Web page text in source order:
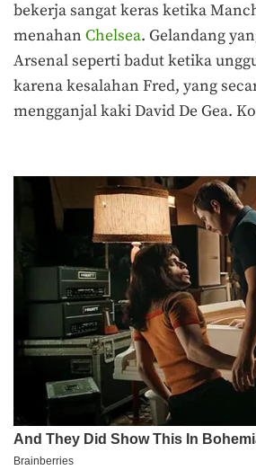
bekerja sangat keras ketika
menahan Chelsea. Gelandang
Arsenal seperti badut ketika
karena kesalahan Fred, yang
mengganjal kaki David De Gea.